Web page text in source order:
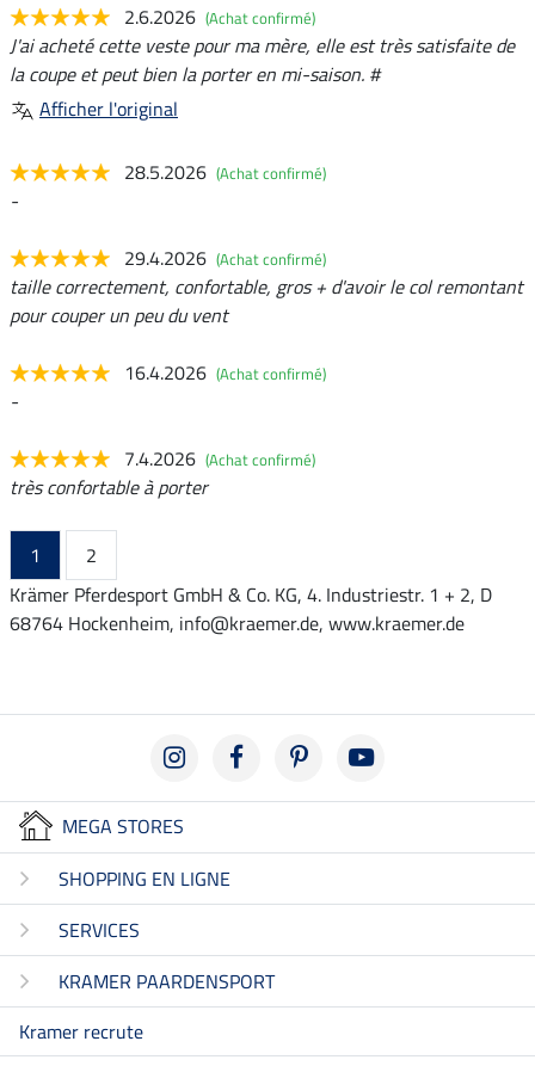
2.6.2026 (Achat confirmé)
J'ai acheté cette veste pour ma mère, elle est très satisfaite de
la coupe et peut bien la porter en mi-saison. #
Afficher l'original
28.5.2026 (Achat confirmé)
-
29.4.2026 (Achat confirmé)
taille correctement, confortable, gros + d'avoir le col remontant
pour couper un peu du vent
16.4.2026 (Achat confirmé)
-
7.4.2026 (Achat confirmé)
très confortable à porter
1
2
Krämer Pferdesport GmbH & Co. KG, 4. Industriestr. 1 + 2, D
68764 Hockenheim, info@kraemer.de, www.kraemer.de
MEGA STORES
SHOPPING EN LIGNE
SERVICES
KRAMER PAARDENSPORT
Kramer recrute